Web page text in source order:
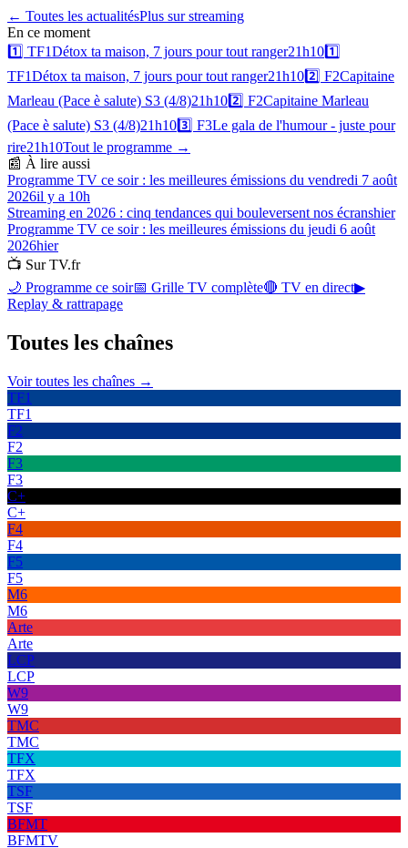
← Toutes les actualitésPlus surstreaming
En ce moment
1️⃣ TF1Détox ta maison, 7 jours pour tout ranger21h101️⃣
TF1Détox ta maison, 7 jours pour tout ranger21h102️⃣ F2Capitaine
Marleau (Pace è salute) S3 (4/8)21h102️⃣ F2Capitaine Marleau
(Pace è salute) S3 (4/8)21h103️⃣ F3Le gala de l'humour - juste pour
rire21h10Tout le programme →
📰 À lire aussi
Programme TV ce soir : les meilleures émissions du vendredi 7 août
2026il y a 10h
Streaming en 2026 : cinq tendances qui bouleversent nos écranshier
Programme TV ce soir : les meilleures émissions du jeudi 6 août
2026hier
📺 Sur TV.fr
🌙 Programme ce soir📅 Grille TV complète🔴 TV en direct▶
Replay & rattrapage
Toutes les chaînes
Voir toutes les chaînes →
TF1
TF1
F2
F2
F3
F3
C+
C+
F4
F4
F5
F5
M6
M6
Arte
Arte
LCP
LCP
W9
W9
TMC
TMC
TFX
TFX
TSF
TSF
BFMT
BFMTV